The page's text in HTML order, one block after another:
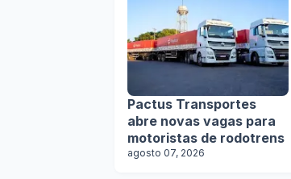
Pactus Transportes
abre novas vagas para
motoristas de rodotrens
agosto 07, 2026